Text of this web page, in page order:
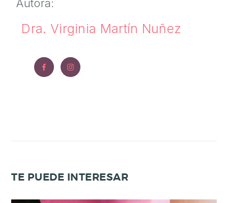
Autora:
Dra. Virginia Martín Nuñez
TE PUEDE INTERESAR